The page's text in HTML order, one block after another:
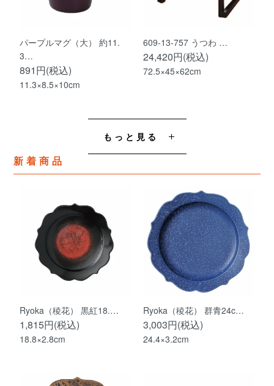
パープルマグ（大） 約11.
3…
891円(税込)
11.3×8.5×10cm
609-13-757 うつわ …
24,420円(税込)
72.5×45×62cm
もっと見る
新着商品
Ryoka（稜花） 黒紅18.…
1,815円(税込)
18.8×2.8cm
Ryoka（稜花） 群青24c…
3,003円(税込)
24.4×3.2cm